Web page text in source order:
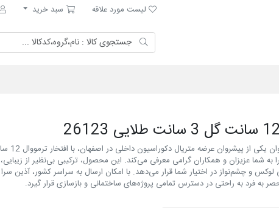
لیست مورد علاقه
لیست مورد علاقه سبد خرید
سبد خرید
طلایی 26123 را به شما عزیزان و همکاران گرامی معرفی می‌کند. این محصول، ترکیبی بی‌نظیر از
و چشم‌نواز در اختیار شما قرار می‌دهد. با امکان ارسال به سراسر کشور، آذین
به فرد به راحتی در دسترس تمامی پروژه‌های ساختمانی و بازسازی قرار گیرد.